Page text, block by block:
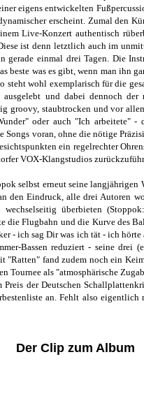
eigens entwickelten
erscheint. Zumal den
Live-Konzert authentisch
ist denn letztlich auch im
gerade einmal drei Tagen. Die
beste was es gibt, wenn man ihn
steht wohl exemplarisch für die
und dabei dennoch der
groovy, staubtrocken und vor
oder auch "Ich arbeitete" -
Songs voran, ohne die nötige
ein regelrechter
VOX-Klangstudios
selbst erneut seine langjährigen
den Eindruck, alle drei Autoren
überbieten
die Flugbahn und die Kurve des
- ich sag Dir was ich tät - ich
Bassen reduziert - seine drei
"Ratten" fand zudem noch ein
Tournee als "atmosphärische
Preis der Deutschen
an. Fehlt also
Der Clip zum Album